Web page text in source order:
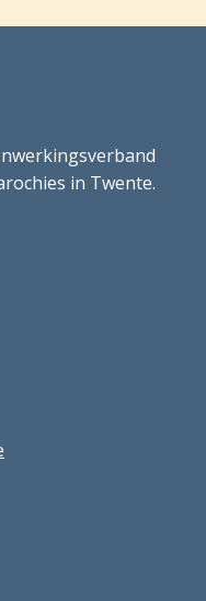
in Twente.